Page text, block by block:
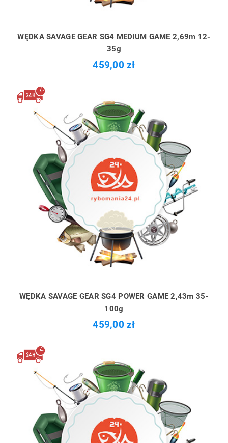
WĘDKA SAVAGE GEAR SG4 MEDIUM GAME 2,69m 12-
35g
459,00 zł
WĘDKA SAVAGE GEAR SG4 POWER GAME 2,43m 35-
100g
459,00 zł